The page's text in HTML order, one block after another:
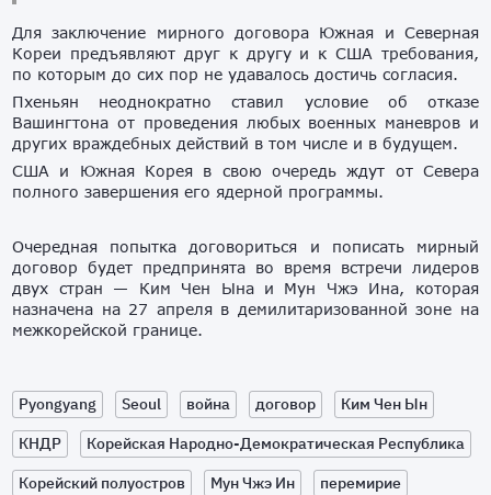
Для заключение мирного договора Южная и Северная
Кореи предъявляют друг к другу и к США требования,
по которым до сих пор не удавалось достичь согласия.
Пхеньян неоднократно ставил условие об отказе
Вашингтона от проведения любых военных маневров и
других враждебных действий в том числе и в будущем.
США и Южная Корея в свою очередь ждут от Севера
полного завершения его ядерной программы.
Очередная попытка договориться и пописать мирный
договор будет предпринята во время встречи лидеров
двух стран — Ким Чен Ына и Мун Чжэ Ина, которая
назначена на 27 апреля в демилитаризованной зоне на
межкорейской границе.
Pyongyang Seoul война договор
Ким Чен Ын
КНДР
Корейская Народно-Демократическая Республика
Корейский полуостров
Мун Чжэ Ин
перемирие